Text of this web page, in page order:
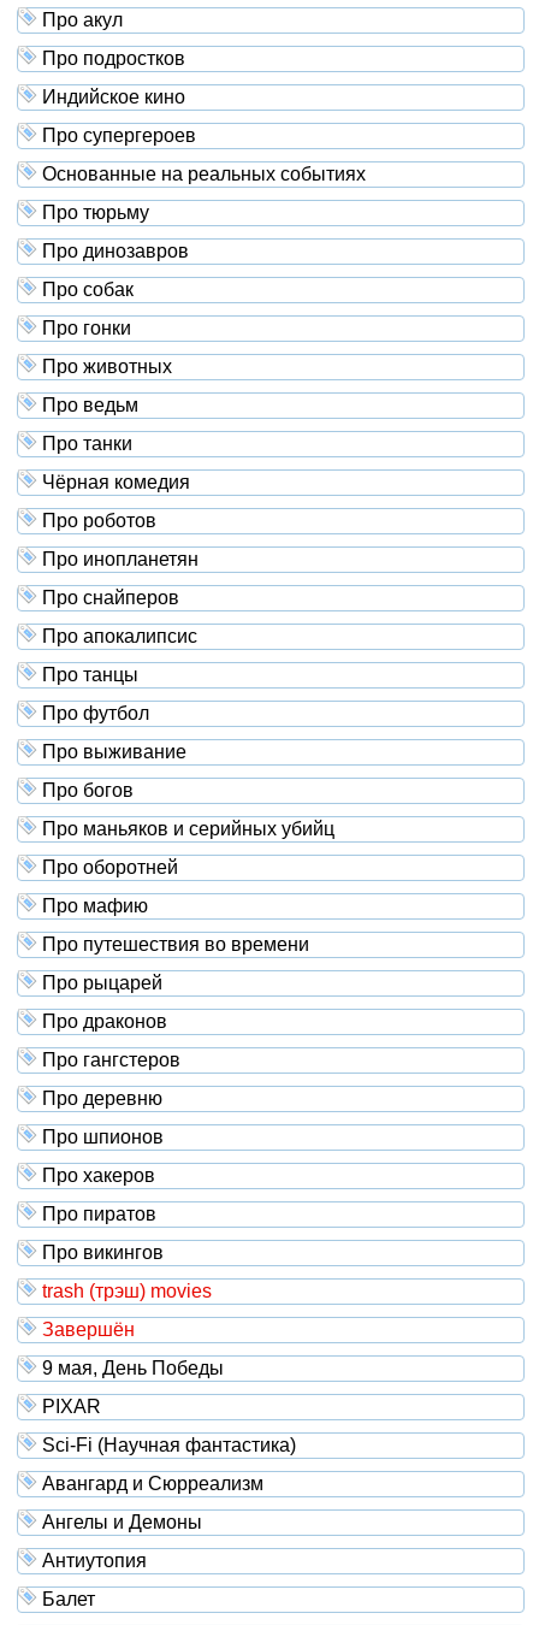
Про акул
Про подростков
Индийское кино
Про супергероев
Основанные на реальных событиях
Про тюрьму
Про динозавров
Про собак
Про гонки
Про животных
Про ведьм
Про танки
Чёрная комедия
Про роботов
Про инопланетян
Про снайперов
Про апокалипсис
Про танцы
Про футбол
Про выживание
Про богов
Про маньяков и серийных убийц
Про оборотней
Про мафию
Про путешествия во времени
Про рыцарей
Про драконов
Про гангстеров
Про деревню
Про шпионов
Про хакеров
Про пиратов
Про викингов
trash (трэш) movies
Завершён
9 мая, День Победы
PIXAR
Sci-Fi (Научная фантастика)
Авангард и Сюрреализм
Ангелы и Демоны
Антиутопия
Балет